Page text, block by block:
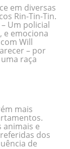
em diversas
Rin-Tin-Tin.
Um policial
e emociona
Will
– por
raça
mais
animais e
dos
de